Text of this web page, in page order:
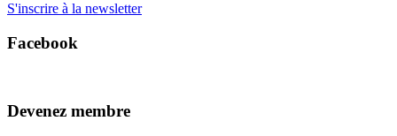
S'inscrire à la newsletter
Facebook
Devenez membre